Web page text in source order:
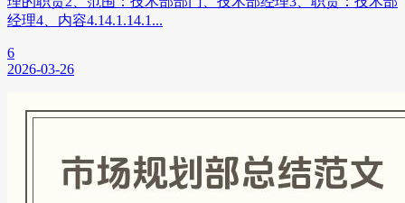
经理4、内容4.14.1.14.1...
6
2026-03-26